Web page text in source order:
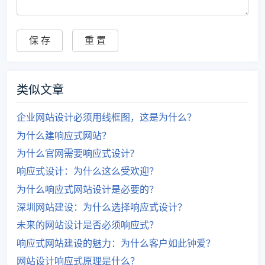
类似文章
企业网站设计必须用线框图，这是为什么？
为什么建响应式网站？
为什么官网需要响应式设计?
响应式设计：为什么这么受欢迎？
为什么响应式网站设计是必要的？
深圳网站建设：为什么选择响应式设计？
未来的网站设计是否必须响应式？
响应式网站建设的魅力：为什么客户如此钟爱？
网站设计响应式原理是什么？